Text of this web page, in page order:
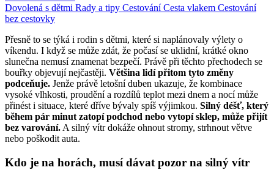
Dovolená s dětmi Rady a tipy Cestování Cesta vlakem Cestování
bez cestovky
Přesně to se týká i rodin s dětmi, které si naplánovaly výlety o
víkendu. I když se může zdát, že počasí se uklidní, krátké okno
slunečna nemusí znamenat bezpečí. Právě při těchto přechodech se
bouřky objevují nejčastěji. Většina lidí přitom tyto změny
podceňuje. Jenže právě letošní duben ukazuje, že kombinace
vysoké vlhkosti, proudění a rozdílů teplot mezi dnem a nocí může
přinést i situace, které dříve bývaly spíš výjimkou. Silný déšť, který
během pár minut zatopí podchod nebo vytopí sklep, může přijít
bez varování.A silný vítr dokáže ohnout stromy, strhnout větve
nebo poškodit auta.
Kdo je na horách, musí dávat pozor na silný vítr